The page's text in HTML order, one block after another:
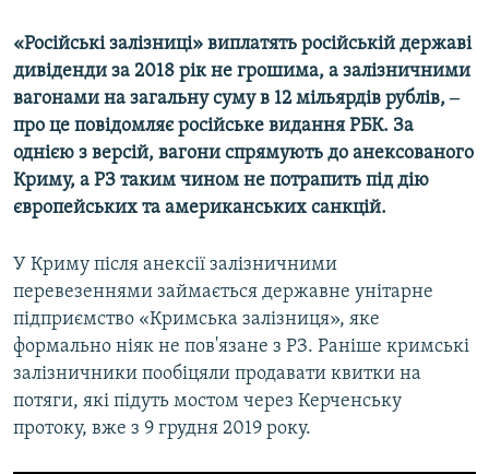
Усі сайти RFE/RL
«Російські залізниці» виплатять російській державі
дивіденди за 2018 рік не грошима, а залізничними
вагонами на загальну суму в 12 мільярдів рублів, ‒
про це повідомляє російське видання РБК. За
однією з версій, вагони спрямують до анексованого
Криму, а РЗ таким чином не потрапить під дію
європейських та американських санкцій.
У Криму після анексії залізничними
перевезеннями займається державне унітарне
підприємство «Кримська залізниця», яке
формально ніяк не пов'язане з РЗ. Раніше кримські
залізничники пообіцяли продавати квитки на
потяги, які підуть мостом через Керченську
протоку, вже з 9 грудня 2019 року.